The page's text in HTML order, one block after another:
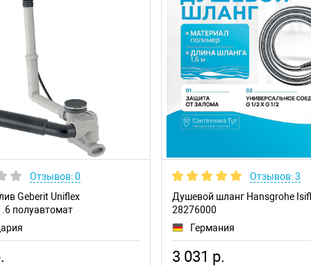
Отзывов: 0
Geberit Uniflex
полуавтомат
Отзывов: 3
Душевой шланг Hansgrohe
28276000
Германия
3 031 р.